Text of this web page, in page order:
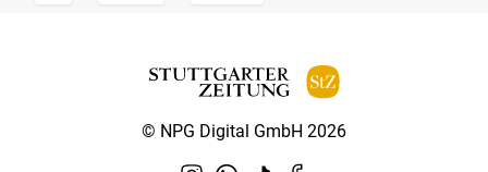
© NPG Digital GmbH 2026